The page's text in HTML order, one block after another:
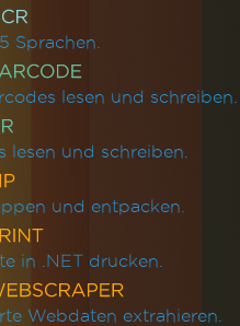
Sprachen.
lesen und schreiben.
lesen und schreiben.
und entpacken.
in .NET drucken.
Webdaten extrahieren.